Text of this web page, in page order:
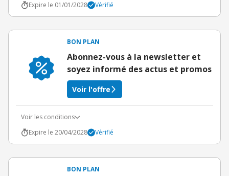
Expire le 01/01/2028
Vérifié
BON PLAN
Abonnez-vous à la newsletter et
soyez informé des actus et promos
Voir l'offre
Voir les conditions
Expire le 20/04/2028
Vérifié
BON PLAN